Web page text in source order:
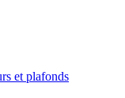
et plafonds